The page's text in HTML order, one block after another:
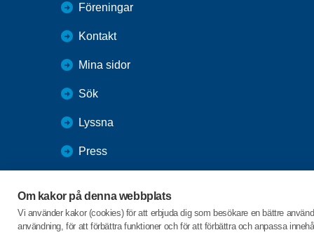
Om kakor på denna webbplats
Vi använder kakor (cookies) för att erbjuda dig som besökare en bättre
användning, för att förbättra funktioner och för att förbättra och anpassa
Föreningar
Kontakt
Mina sidor
Sök
Lyssna
Press
SPF Seniorernas intranät